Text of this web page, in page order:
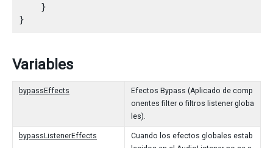
    }
Variables
bypassEffects
Efectos Bypass (Aplicado de comp
onentes filter o filtros listener globa
les).
bypassListenerEffects
Cuando los efectos globales estab